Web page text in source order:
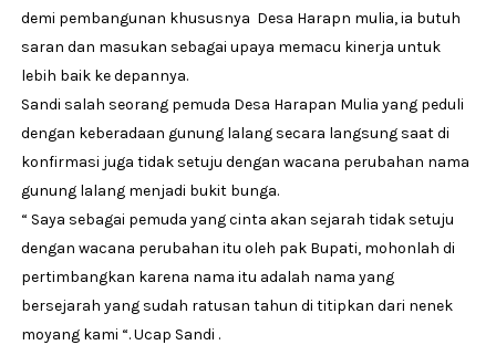
demi pembangunan khususnya Desa Harapn mulia, ia butuh
saran dan masukan sebagai upaya memacu kinerja untuk
lebih baik ke depannya.
Sandi salah seorang pemuda Desa Harapan Mulia yang peduli
dengan keberadaan gunung lalang secara langsung saat di
konfirmasi juga tidak setuju dengan wacana perubahan nama
gunung lalang menjadi bukit bunga.
“ Saya sebagai pemuda yang cinta akan sejarah tidak setuju
dengan wacana perubahan itu oleh pak Bupati, mohonlah di
pertimbangkan karena nama itu adalah nama yang
bersejarah yang sudah ratusan tahun di titipkan dari nenek
moyang kami “. Ucap Sandi .